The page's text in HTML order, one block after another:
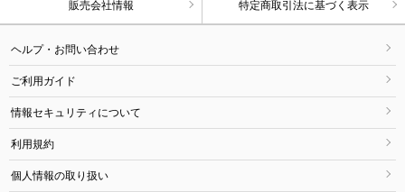
販売会社情報 特定商取引法に基づく表示
ヘルプ・お問い合わせ
ご利用ガイド
情報セキュリティについて
利用規約
個人情報の取り扱い